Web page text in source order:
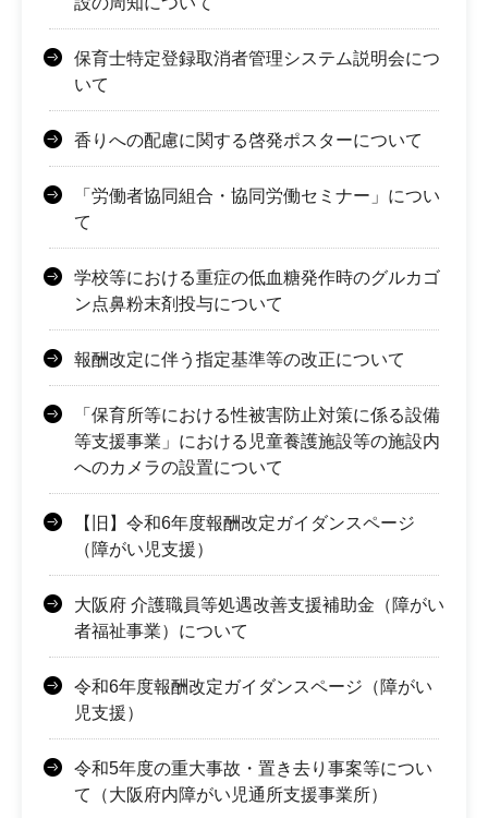
保育士特定登録取消者管理システム説明会につ
いて
香りへの配慮に関する啓発ポスターについて
「労働者協同組合・協同労働セミナー」につい
て
学校等における重症の低血糖発作時のグルカゴ
ン点鼻粉末剤投与について
報酬改定に伴う指定基準等の改正について
「保育所等における性被害防止対策に係る設備
等支援事業」における児童養護施設等の施設内
へのカメラの設置について
【旧】令和6年度報酬改定ガイダンスページ
（障がい児支援）
大阪府 介護職員等処遇改善支援補助金（障がい
者福祉事業）について
令和6年度報酬改定ガイダンスページ（障がい
児支援）
令和5年度の重大事故・置き去り事案等につい
て（大阪府内障がい児通所支援事業所）